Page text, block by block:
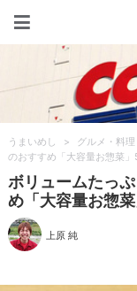
うまいめし > グルメ・料理
のおすすめ「大容量お惣菜」
ボリュームたっ
め「大容量お惣
上原 純